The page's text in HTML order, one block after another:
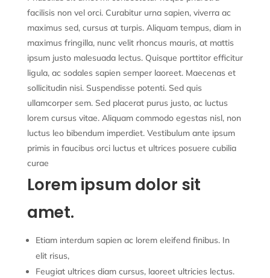
facilisis non vel orci. Curabitur urna sapien, viverra ac
maximus sed, cursus at turpis. Aliquam tempus, diam in
maximus fringilla, nunc velit rhoncus mauris, at mattis
ipsum justo malesuada lectus. Quisque porttitor efficitur
ligula, ac sodales sapien semper laoreet. Maecenas et
sollicitudin nisi. Suspendisse potenti. Sed quis
ullamcorper sem. Sed placerat purus justo, ac luctus
lorem cursus vitae. Aliquam commodo egestas nisl, non
luctus leo bibendum imperdiet. Vestibulum ante ipsum
primis in faucibus orci luctus et ultrices posuere cubilia
curae
Lorem ipsum dolor sit
amet.
Etiam interdum sapien ac lorem eleifend finibus. In
elit risus,
Feugiat ultrices diam cursus, laoreet ultricies lectus.